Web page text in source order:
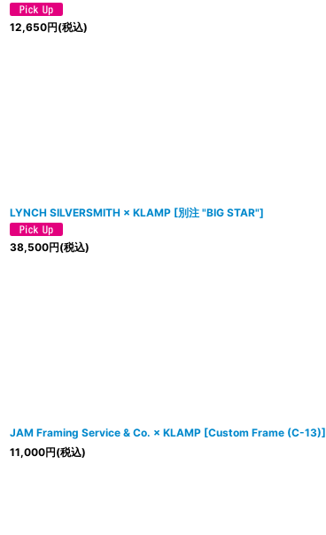
12,650円(税込)
LYNCH SILVERSMITH × KLAMP [別注 "BIG STAR"]
38,500円(税込)
JAM Framing Service & Co. × KLAMP [Custom Frame (C-13)]
11,000円(税込)